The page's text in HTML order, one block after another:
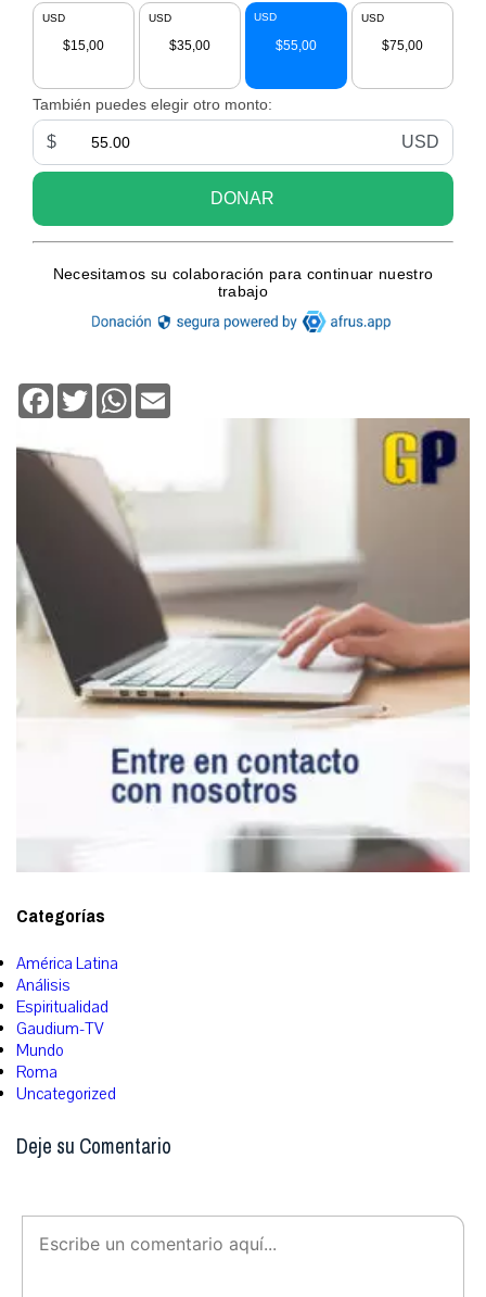
Facebook
TwitterWhatsApp
Categorías
América Latina
Análisis
Espiritualidad
Gaudium-TV
Mundo
Roma
Uncategorized
Deje su Comentario